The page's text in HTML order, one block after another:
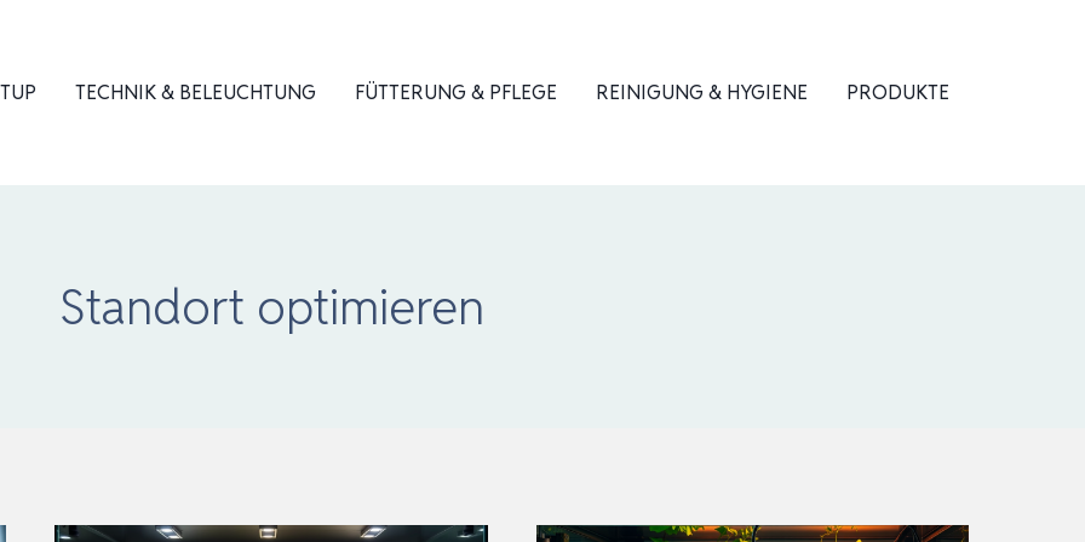
TECHNIK & BELEUCHTUNG FÜTTERUNG & PFLEGE REINIGUNG & HYGIENE PRODUKTE
Standort optimieren